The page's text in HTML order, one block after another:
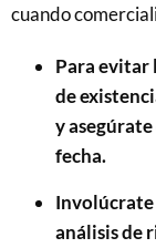
cuando
Para evitar
de
y
fecha.
Involúcrate
análisis de